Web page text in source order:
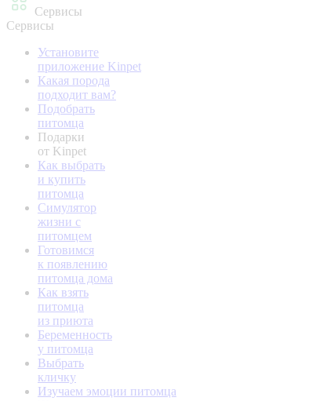
Сервисы
Сервисы
Установите
приложение Kinpet
Какая порода
подходит вам?
Подобрать
питомца
Подарки
от Kinpet
Как выбрать
и купить
питомца
Симулятор
жизни с
питомцем
Готовимся
к появлению
питомца дома
Как взять
питомца
из приюта
Беременность
у питомца
Выбрать
кличку
Изучаем эмоции питомца